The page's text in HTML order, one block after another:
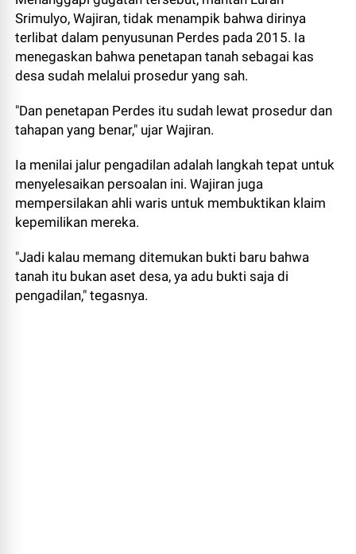
Srimulyo, Wajiran, tidak menampik bahwa dirinya
terlibat dalam penyusunan Perdes pada 2015. Ia
menegaskan bahwa penetapan tanah sebagai kas
desa sudah melalui prosedur yang sah.
"Dan penetapan Perdes itu sudah lewat prosedur dan
tahapan yang benar," ujar Wajiran.
Ia menilai jalur pengadilan adalah langkah tepat untuk
menyelesaikan persoalan ini. Wajiran juga
mempersilakan ahli waris untuk membuktikan klaim
kepemilikan mereka.
"Jadi kalau memang ditemukan bukti baru bahwa
tanah itu bukan aset desa, ya adu bukti saja di
pengadilan," tegasnya.